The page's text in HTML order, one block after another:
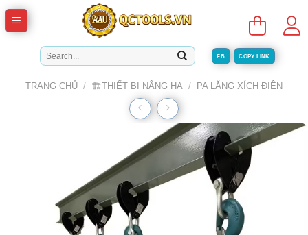
Skip
Tìm
kiếm:
FB COPY LINK
TRANG CHỦ / 🏗️THIẾT BỊ NÂNG HẠ / PA LĂNG XÍCH ĐIỆN